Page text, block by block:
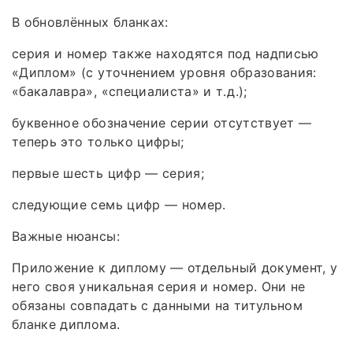
В обновлённых бланках:
серия и номер также находятся под надписью
«Диплом» (с уточнением уровня образования:
«бакалавра», «специалиста» и т. д.);
буквенное обозначение серии отсутствует —
теперь это только цифры;
первые шесть цифр — серия;
следующие семь цифр — номер.
Важные нюансы:
Приложение к диплому — отдельный документ, у
него своя уникальная серия и номер. Они не
обязаны совпадать с данными на титульном
бланке диплома.